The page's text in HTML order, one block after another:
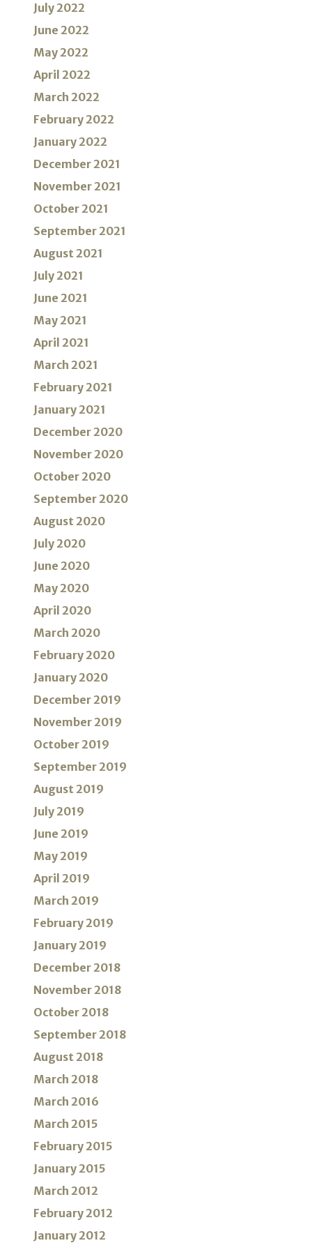
July 2022
June 2022
May 2022
April 2022
March 2022
February 2022
January 2022
December 2021
November 2021
October 2021
September 2021
August 2021
July 2021
June 2021
May 2021
April 2021
March 2021
February 2021
January 2021
December 2020
November 2020
October 2020
September 2020
August 2020
July 2020
June 2020
May 2020
April 2020
March 2020
February 2020
January 2020
December 2019
November 2019
October 2019
September 2019
August 2019
July 2019
June 2019
May 2019
April 2019
March 2019
February 2019
January 2019
December 2018
November 2018
October 2018
September 2018
August 2018
March 2018
March 2016
March 2015
February 2015
January 2015
March 2012
February 2012
January 2012